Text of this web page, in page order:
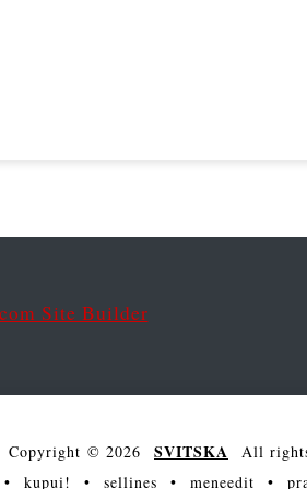
Copyright © 2026 SVITSKA All
• kupui! • sellines • meneedit •